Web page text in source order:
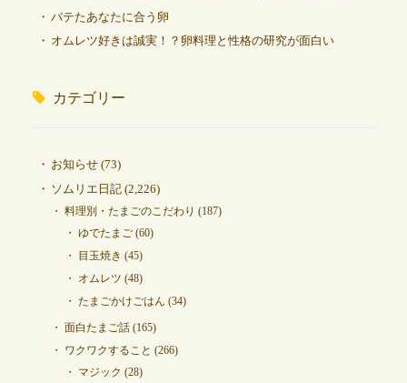
バテたあなたに合う卵
オムレツ好きは誠実！？卵料理と性格の研究が面白い
カテゴリー
お知らせ(73)
ソムリエ日記(2,226)
料理別・たまごのこだわり (187)
ゆでたまご(60)
目玉焼き (45)
オムレツ (48)
たまごかけごはん (34)
面白たまご話(165)
ワクワクすること (266)
マジック (28)